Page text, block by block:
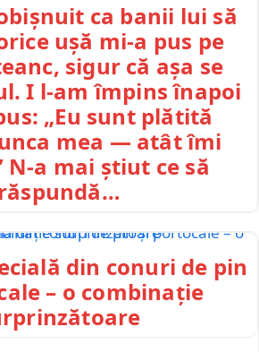
ca banii lui să
ușă mi-a pus pe
sigur că așa se
I l-am împins înapoi
„Eu sunt plătită
mea — atât îmi
N-a mai știut ce să
din conuri de pin
– o combinație